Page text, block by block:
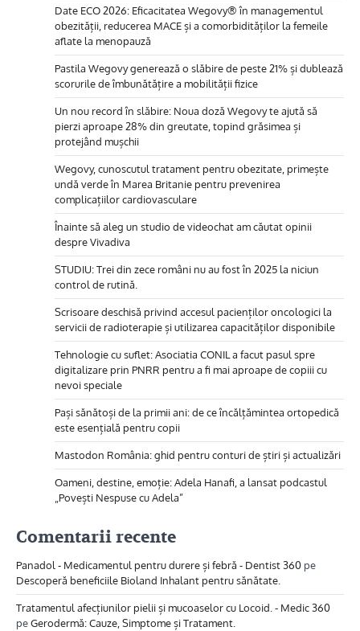
Date ECO 2026: Eficacitatea Wegovy® în managementul
obezității, reducerea MACE și a comorbidităților la femeile
aflate la menopauză
Pastila Wegovy generează o slăbire de peste 21% și dublează
scorurile de îmbunătățire a mobilității fizice
Un nou record în slăbire: Noua doză Wegovy te ajută să
pierzi aproape 28% din greutate, topind grăsimea și
protejând mușchii
Wegovy, cunoscutul tratament pentru obezitate, primește
undă verde în Marea Britanie pentru prevenirea
complicațiilor cardiovasculare
Înainte să aleg un studio de videochat am căutat opinii
despre Vivadiva
STUDIU: Trei din zece români nu au fost în 2025 la niciun
control de rutină.
Scrisoare deschisă privind accesul pacienților oncologici la
servicii de radioterapie și utilizarea capacităților disponibile
Tehnologie cu suflet: Asociatia CONIL a facut pasul spre
digitalizare prin PNRR pentru a fi mai aproape de copiii cu
nevoi speciale
Pași sănătoși de la primii ani: de ce încălțămintea ortopedică
este esențială pentru copii
Mastodon România: ghid pentru conturi de știri și actualizări
Oameni, destine, emoție: Adela Hanafi, a lansat podcastul
„Povești Nespuse cu Adela”
Comentarii recente
Panadol - Medicamentul pentru durere și febră - Dentist 360 pe
Descoperă beneficiile Bioland Inhalant pentru sănătate.
Tratamentul afecțiunilor pielii și mucoaselor cu Locoid. - Medic 360
peGerodermă: Cauze, Simptome și Tratament.